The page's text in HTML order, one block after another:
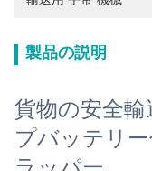
製品の説明
貨物の安全
プバッテリ